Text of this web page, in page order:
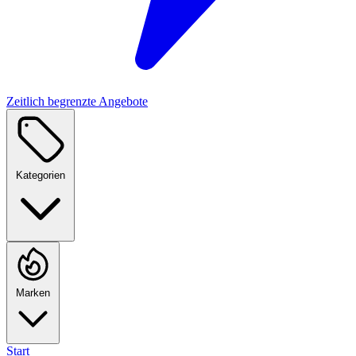
Zeitlich begrenzte Angebote
Kategorien
Marken
Start